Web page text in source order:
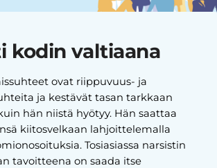
kodin valtiaana
ovat riippuvuus- ja
ja kestävät tasan tarkkaan
hän niistä hyötyy. Hän saattaa
kiitosvelkaan lahjoittelemalla
Tosiasiassa narsistin
tavoitteena on saada itse